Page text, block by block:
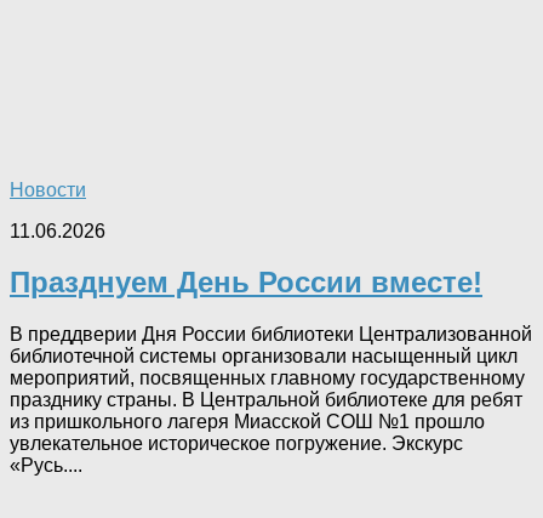
Новости
11.06.2026
Празднуем День России вместе!
В преддверии Дня России библиотеки Централизованной
библиотечной системы организовали насыщенный цикл
мероприятий, посвященных главному государственному
празднику страны. В Центральной библиотеке для ребят
из пришкольного лагеря Миасской СОШ №1 прошло
увлекательное историческое погружение. Экскурс
«Русь....